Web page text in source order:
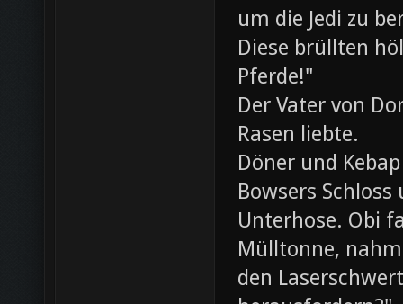
um die Jedi zu
Diese brüllten
Pferde!"
Der Vater von
Rasen liebte.
Döner und
Bowsers
Unterhose. Obi
Mülltonne,
den